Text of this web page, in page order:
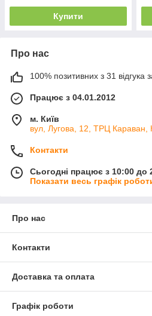
Купити
Про нас
100% позитивних з 31 відгука
Працює з 04.01.2012
м. Київ
вул, Лугова, 12, ТРЦ Караван,
Контакти
Сьогодні працює з 10:00 до
Показати весь графік
Про нас
Контакти
Доставка та оплата
Графік роботи